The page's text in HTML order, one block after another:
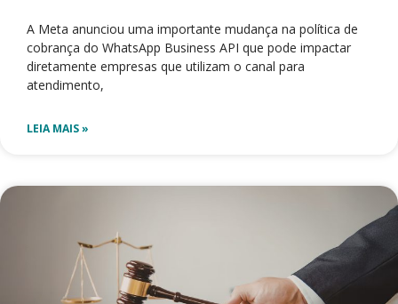
A Meta anunciou uma importante mudança na política de
cobrança do WhatsApp Business API que pode impactar
diretamente empresas que utilizam o canal para
atendimento,
LEIA MAIS »